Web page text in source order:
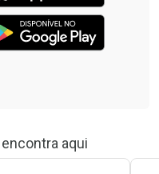
aqui